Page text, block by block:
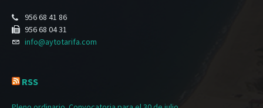
956 68 41 86
956 68 04 31
info@aytotarifa.com
RSS